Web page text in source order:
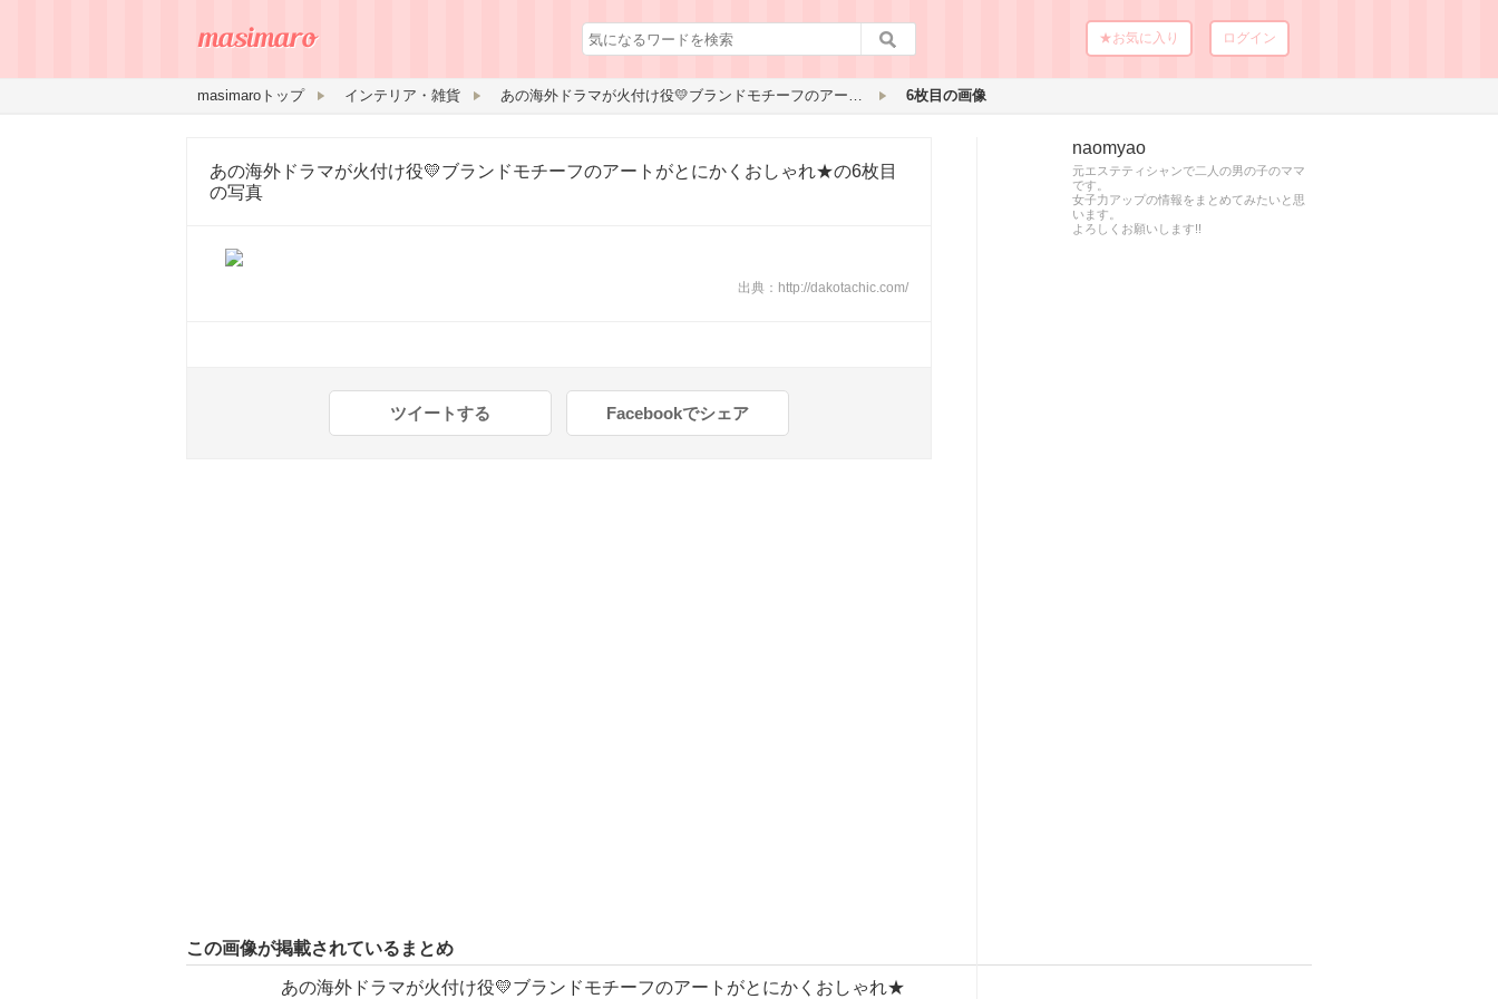
★お気に入り ログイン
masimaroトップ インテリア・雑貨 あの海外ドラマが火付け役💛ブランドモチーフのアートがとにかくおしゃれ★ 6枚目の画像
あの海外ドラマが火付け役💛ブランドモチーフのアートがとにかくおしゃれ★の6枚目
の写真
出典： http://dakotachic.com/
ツイートする Facebookでシェア
naomyao
元エステティシャンで二人の男の子のママ
です。
女子力アップの情報をまとめてみたいと思
います。
よろしくお願いします!!
この画像が掲載されているまとめ
あの海外ドラマが火付け役💛ブランドモチーフのアートがとにかくおしゃれ★